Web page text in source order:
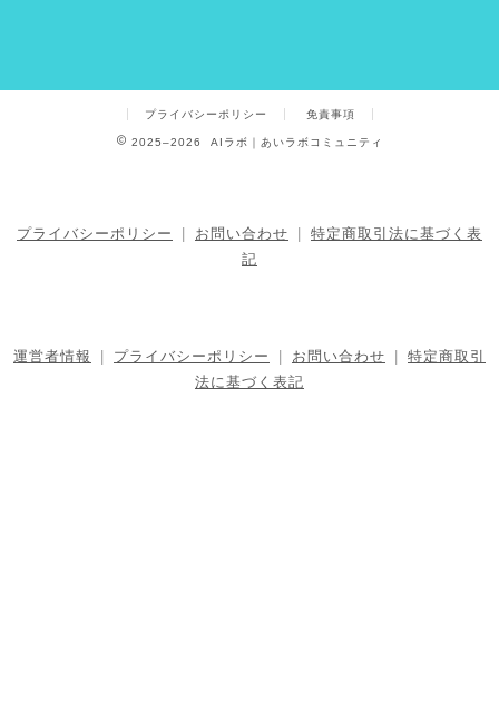
プライバシーポリシー 免責事項
2025–2026 AIラボ｜あいラボコミュニティ
プライバシーポリシー | お問い合わせ |
特定商取引法に基づく表
記
運営者情報 | プライバシーポリシー | お問い合わせ |
特定商取引
法に基づく表記